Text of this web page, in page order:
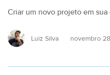
Criar um novo projeto em
Luiz Silva novembro 28